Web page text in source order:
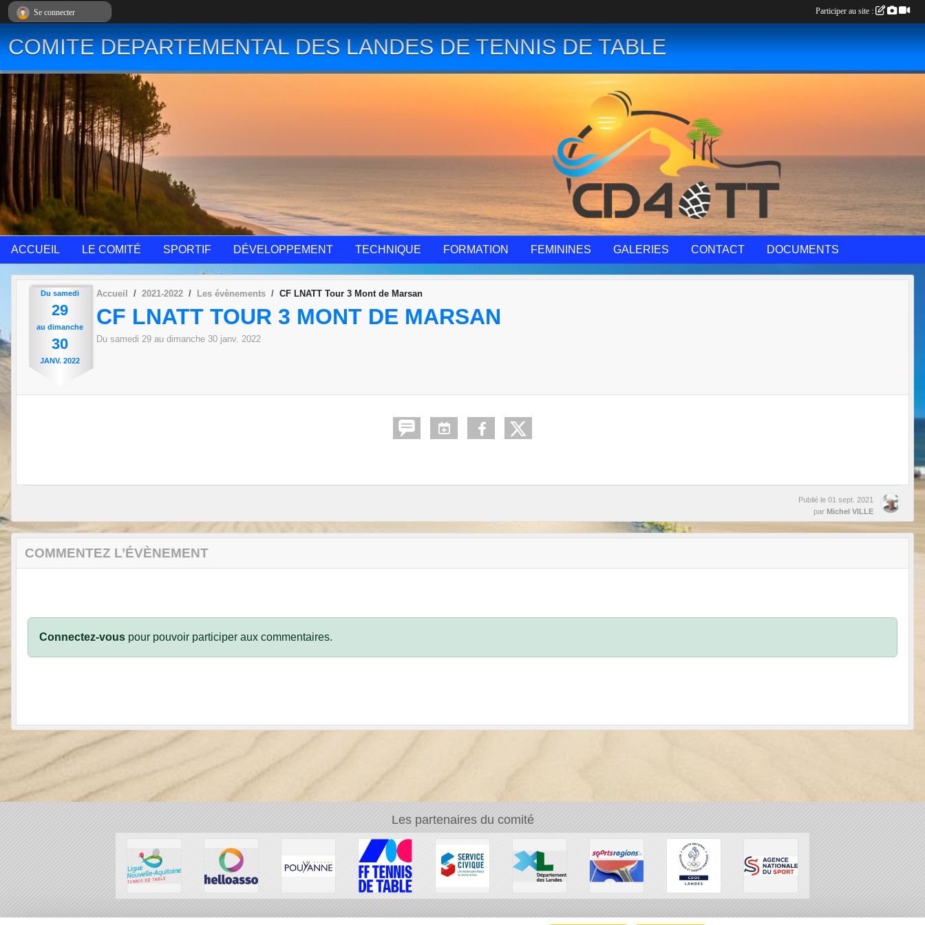
COMITE DEPARTEMENTAL DES LANDES DE TENNIS DE TABLE
ACCUEIL LE COMITÉ SPORTIF DÉVELOPPEMENT TECHNIQUE FORMATION FEMININES GALERIES CONTACT DOCUMENTS
Du samedi
29
au dimanche
30
JANV. 2022
Accueil 2021-2022 Les évènements CF LNATT Tour 3 Mont de Marsan
CF LNATT TOUR 3 MONT DE MARSAN
Du samedi 29 au dimanche 30 janv. 2022
Publié le 01 sept. 2021
par Michel VILLE
COMMENTEZ L’ÉVÈNEMENT
Connectez-vous pour pouvoir participer aux commentaires.
Les partenaires du comité
Se connecter Participer au site :
Panneau de gestion des cookies